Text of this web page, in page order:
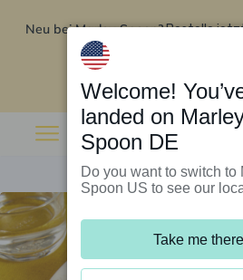
Neu bei Marley Spoon?Bestelle
Rabatt auf deine ersten
Welcome!
landed on
Spoon DE
Do you want to switch to
Spoon US to see our
Take me there